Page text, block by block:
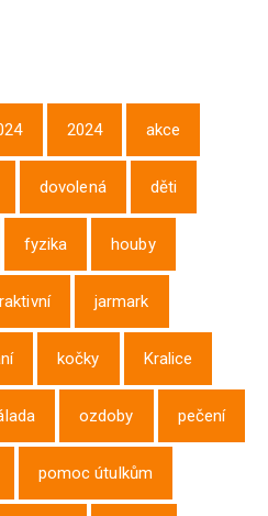
2024 akce
dovolená děti
fyzika houby
jarmark
kočky Kralice
ozdoby pečení
pomoc útulkům